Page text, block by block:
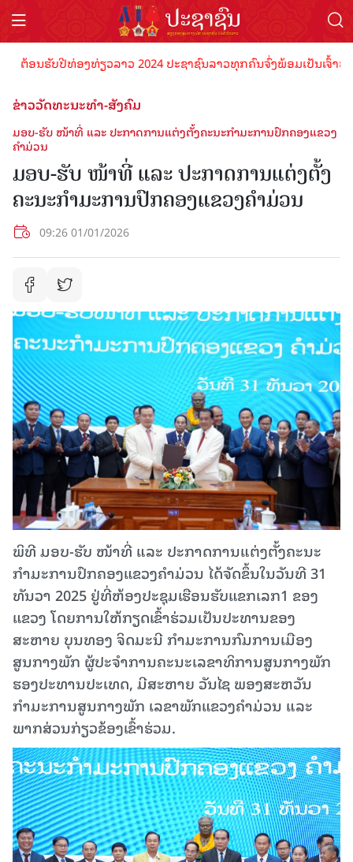
ນຮັບປີທ່ອງທ່ຽວລາວ 2024 ປະຊາຊົນລາວທຸກຄົນຈົ່ງພ້ອມເປັນເຈົ້າພາບ
ຂ່າວວັດທະນະທຳ-ສັງຄົມ
ມອບ-ຮັບ ໜ້າທີ່ ແລະ ປະກາດການແຕ່ງຕັ້ງຄະນະກໍາມະການປົກຄອງແຂວງ
ຄໍາມ່ວນ
ມອບ-ຮັບ ໜ້າທີ່ ແລະ ປະກາດການແຕ່ງຕັ້ງ
ຄະນະກໍາມະການປົກຄອງແຂວງຄໍາມ່ວນ
09:26 01/01/2026
ພິທີ ມອບ-ຮັບ ໜ້າທີ່ ແລະ ປະກາດການແຕ່ງຕັ້ງຄະນະ
ກໍາມະການປົກຄອງແຂວງຄໍາມ່ວນ ໄດ້ຈັດຂຶ້ນໃນວັນທີ 31
ທັນວາ 2025 ຢູ່ທີ່ຫ້ອງປະຊຸມເຮືອນຮັບແຂກເລກ1 ຂອງ
ແຂວງ ໂດຍການໃຫ້ກຽດເຂົ້າຮ່ວມເປັນປະທານຂອງ
ສະຫາຍ ບຸນທອງ ຈິດມະນີ ກໍາມະການກົມການເມືອງ
ສູນກາງພັກ ຜູ້ປະຈໍາການຄະນະເລຂາທິການສູນກາງພັກ
ຮອງປະທານປະເທດ, ມີສະຫາຍ ວັນໄຊ ພອງສະຫວັນ
ກໍາມະການສູນກາງພັກ ເລຂາພັກແຂວງຄໍາມ່ວນ ແລະ
ພາກສ່ວນກ່ຽວຂ້ອງເຂົ້າຮ່ວມ.